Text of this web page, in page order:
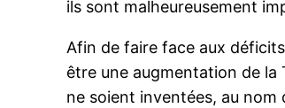
ils sont malheureusement
Afin de faire face aux
être une augmentation de la
ne soient inventées, au